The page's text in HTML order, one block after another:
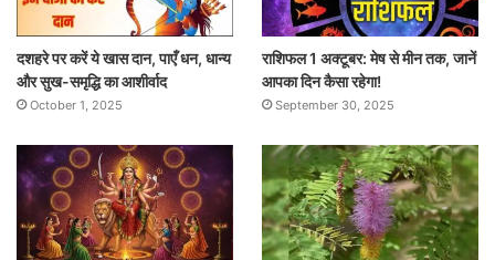
दशहरे पर करें ये खास दान, पाएँ धन, धान्य
और सुख-समृद्धि का आशीर्वाद
October 1, 2025
राशिफल 1 अक्टूबर: मेष से मीन तक, जानें
आपका दिन कैसा रहेगा!
September 30, 2025